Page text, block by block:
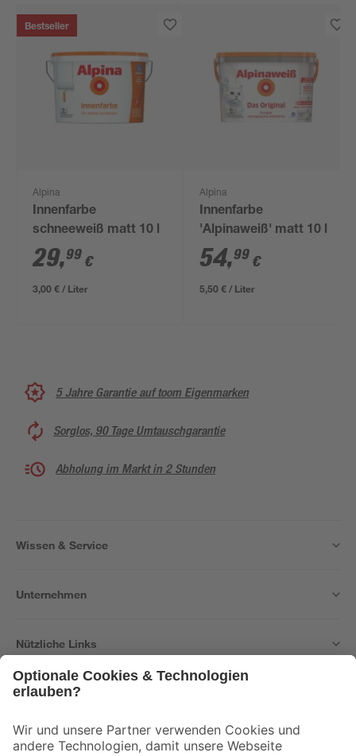
Bestseller
Alpina
Innenfarbe
schneeweiß matt 10 l
29,99 €
3,00 € / Liter
Alpina
Innenfarbe
'Alpinaweiß' matt 10 l
54,99 €
5,50 € / Liter
5 Jahre Garantie auf toom Eigenmarken
Sorglos, 90 Tage Umtauschgarantie
Abholung im Markt in 2 Stunden
Wissen & Service
Unternehmen
Nützliche Links
Der toom Newsletter: Keine Angebote und Aktionen mehr verpassen!